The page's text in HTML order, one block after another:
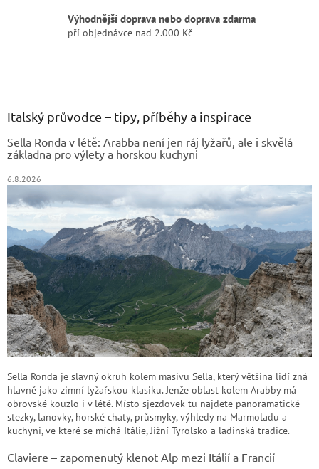
Výhodnější doprava nebo doprava zdarma
pří objednávce nad 2.000 Kč
Italský průvodce – tipy, příběhy a inspirace
Sella Ronda v létě: Arabba není jen ráj lyžařů, ale i skvělá
základna pro výlety a horskou kuchyni
6.8.2026
Sella Ronda je slavný okruh kolem masivu Sella, který většina lidí zná
hlavně jako zimní lyžařskou klasiku. Jenže oblast kolem Arabby má
obrovské kouzlo i v létě. Místo sjezdovek tu najdete panoramatické
stezky, lanovky, horské chaty, průsmyky, výhledy na Marmoladu a
kuchyni, ve které se míchá Itálie, Jižní Tyrolsko a ladinská tradice.
Claviere – zapomenutý klenot Alp mezi Itálií a Francií